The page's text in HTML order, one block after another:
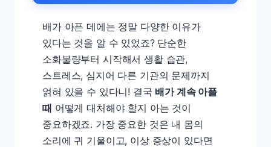
배가 아픈 데에는 정말 다양한 이유가
있다는 것을 알 수 있었죠? 단순한
소화불량부터 시작해서 생활 습관,
스트레스, 심지어 다른 기관의 문제까지
얽혀 있을 수 있다니! 결국 배가 계속 아플
때 어떻게 대처해야 할지 아는 것이
중요하겠죠. 가장 중요한 것은 내 몸의
소리에 귀 기울이고, 이상 증상이 있다면